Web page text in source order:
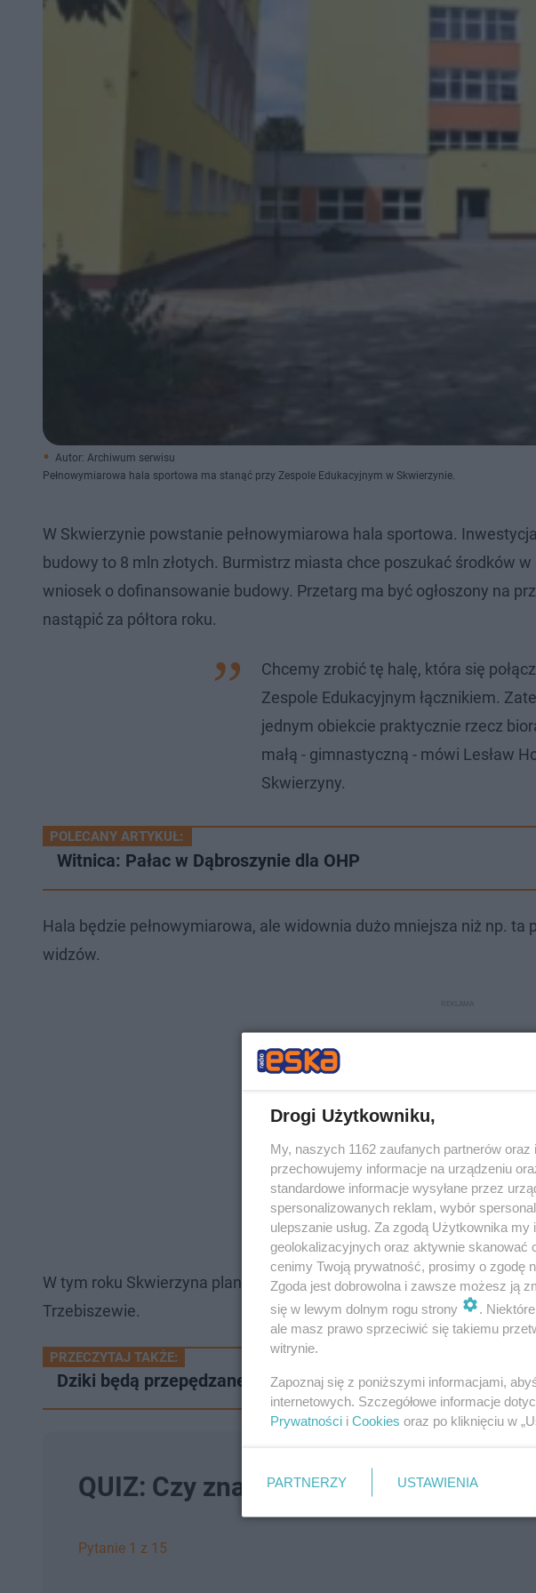
Autor: Archiwum serwisu
Pełnowymiarowa hala sportowa ma stanąć przy Zespole Edukacyjnym w Skwierzynie.
W Skwierzynie powstanie pełnowymiarowa hala sportowa.
budowy to 8 mln złotych. Burmistrz miasta chce poszukać środków
wniosek o dofinansowanie budowy. Przetarg ma być ogłoszony na
nastąpić za półtora roku.
Chcemy zrobić tę halę, która się
Zespole Edukacyjnym łącznikiem.
jednym obiekcie praktycznie rzecz
małą - gimnastyczną - mówi Lesław
Skwierzyny.
POLECANY ARTYKUŁ:
Witnica: Pałac w Dąbroszynie dla OHP
Hala będzie pełnowymiarowa, ale widownia dużo mniejsza niż np. ta
widzów.
W tym roku Skwierzyna planuje budowę jeszcze dwóch innych nieco
Trzebiszewie.
PRZECZYTAJ TAKŻE:
Dziki będą przepędzane i odstrzeliwane w Gorzowie. Czy to
QUIZ: Czy znasz tabliczkę mnożenia?
Pytanie 1 z 15
Drogi Użytkowniku,
My, naszych 1162 zaufanych partnerów
przechowujemy informacje na urządzeniu
standardowe informacje wysyłane przez
spersonalizowanych reklam, wybór
ulepszanie usług. Za zgodą Użytkownika
geolokalizacyjnych oraz aktywnie skanować
cenimy Twoją prywatność, prosimy o zgodę
Zgoda jest dobrowolna i zawsze możesz ją
się w lewym dolnym rogu strony
.
ale masz prawo sprzeciwić się takiemu
witrynie.
Zapoznaj się z poniższymi informacjami,
internetowych. Szczegółowe informacje
Prywatności i Cookies oraz po kliknięciu w
PARTNERZY USTAWIENIA